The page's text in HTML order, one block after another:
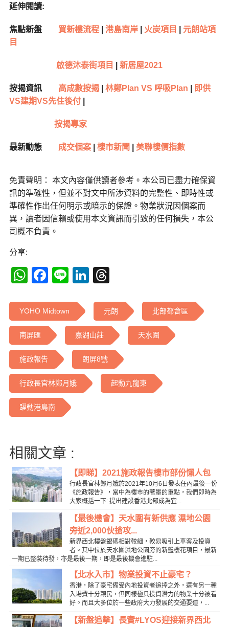
延伸閱讀:
焦點新盤 買新樓流程| 港島南岸| 火炭項目
元朗站項
目
啟德沐泰街項目 新居屋2021
按揭資訊 高成數按揭| 林鄭Plan VS 呼吸Plan
即供
VS建期VS先住後付
按揭專家
最新動態 成交個案 樓市新聞 美聯樓價指數
免責聲明： 本文內容僅供讀者參考。本公司已盡力確保資
訊的準確性，但並不對文中所涉資料的完整性、即時性或
準確性作出任何明示或暗示的保證。物業狀況因個案而
異，讀者因信賴或使用本文資訊而引致的任何損失，本公
司概不負責。
分享:
WhatsApp
Facebook
LineLinkedIn
YOHO Midtown 元朗 北部都會區
南屏匯 嘉湖山莊 天水圍
施政報告 朗屏8號
行政長官林鄭月娥 起動九龍東
躍動港島南
相關文章 :
【即睇】2021施政報告樓市部份懶人包
行政長官林鄭月娥於2021年10月6日發表任內最後一份
《施政報告》，當中為樓市的著墨的重點，我們即時為
大家概括一下: 提出建設香港北部成為宜...
【最後機會】天水圍有新供應 濕地公園
旁近2,000伙搶攻...
新界西北樓盤銀碼相對較細，較易吸引上車客及投資
者。其中位於天水圍濕地公園旁的新盤樓花項目，最新
一期已整裝待發，亦是最後一期，即是最後機會進駐...
【北水入市】物業投資不止豪宅？
香港，除了豪宅備受內地投資者追捧之外，還有另一種
入場費十分親民，但同樣極具投資潛力的物業十分被看
好。而且大多位於一些政府大力發展的交通要道，...
【新盤追擊】長實#LYOS迎接新界西北